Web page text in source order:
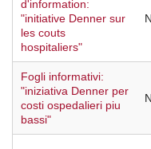
d'information:
"initiative Denner sur
les couts
hospitaliers"
Fogli informativi:
"iniziativa Denner per
costi ospedalieri piu
bassi"